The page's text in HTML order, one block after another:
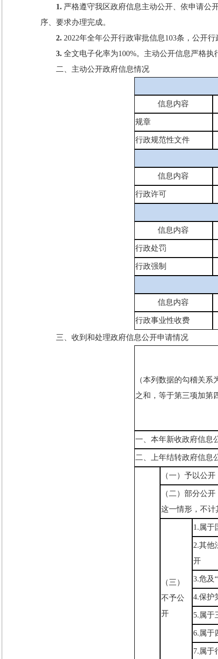
1. 严格遵守我区政府信息主动公开、依申请公
序、要求办理完成。
2. 2022年全年公开行政审批信息103条，公开行
3. 全文电子化率为100%。主动公开信息严格执
二、主动公开政府信息情况
信息内容
规章
行政规范性文件
信息内容
行政许可
信息内容
行政处罚
行政强制
信息内容
行政事业性收费
三、收到和处理政府信息公开申请情况
（本列数据的勾稽关系
之和，等于第三项加第
一、本年新收政府信息
二、上年结转政府信息
（一）予以公开
（二）部分公
这一情形，不计
（三）
不予公
开
1.属于
2.其他
开
3.危及“
4.保护
5.属于
6.属于
7.属于